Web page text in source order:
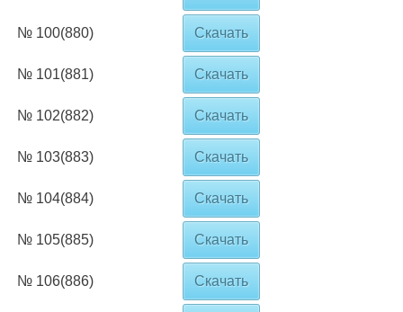
№ 100(880) Скачать
№ 101(881) Скачать
№ 102(882) Скачать
№ 103(883) Скачать
№ 104(884) Скачать
№ 105(885) Скачать
№ 106(886) Скачать